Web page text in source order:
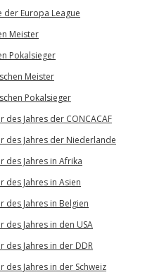
der Europa League
Meister
Pokalsieger
Meister
Pokalsieger
des Jahres der CONCACAF
des Jahres der Niederlande
des Jahres in Afrika
des Jahres in Asien
des Jahres in Belgien
des Jahres in den USA
des Jahres in der DDR
des Jahres in der Schweiz